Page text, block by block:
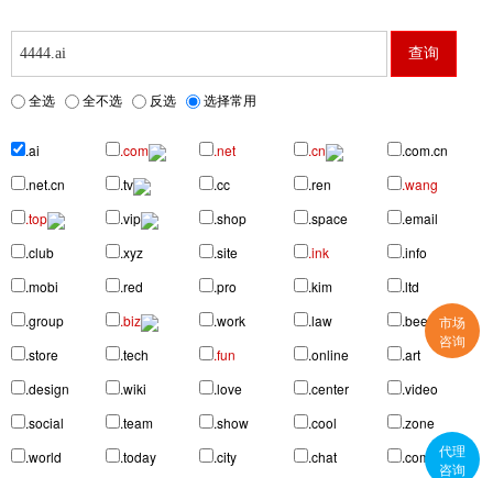
全选 全不选 反选 选择常用
.ai .com .net .cn
.com.cn
.net.cn
.tv .cc .ren
.wang
.top
.vip .shop .space
.email
.club
.xyz .site .ink
.info
.mobi
.red .pro .kim
.ltd
.group
.biz .work .law
.beer
.store
.tech .fun .online
.art
.design
.wiki .love .center
.video
.social
.team .show .cool
.zone
.world
.today .city .chat
.company
市场
咨询
代理
咨询